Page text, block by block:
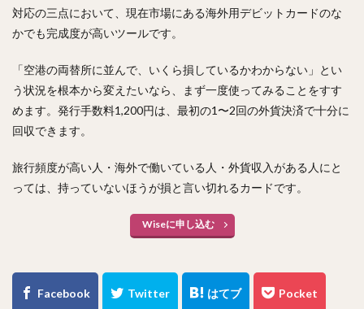
対応の三点において、現在市場にある海外用デビットカードのな
かでも完成度が高いツールです。
「空港の両替所に並んで、いくら損しているかわからない」とい
う状況を根本から変えたいなら、まず一度使ってみることをすす
めます。発行手数料1,200円は、最初の1〜2回の外貨決済で十分に
回収できます。
旅行頻度が高い人・海外で働いている人・外貨収入がある人にと
っては、持っていないほうが損と言い切れるカードです。
Wiseに申し込む